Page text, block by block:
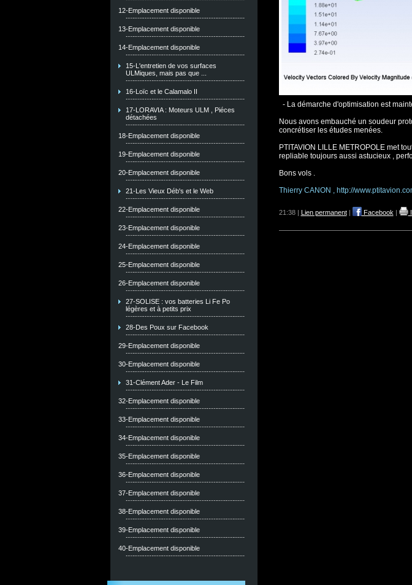
12-Emplacement disponible
13-Emplacement disponible
14-Emplacement disponible
15-L'entretien de vos surfaces
ULMiques, mais pas que ...
16-Loïc et le Calamalo II
17-LORAVIA : Moteurs ULM , Piéces
détachées
18-Emplacement disponible
19-Emplacement disponible
20-Emplacement disponible
21-Les Vieux Déb's et le Web
22-Emplacement disponible
23-Emplacement disponible
24-Emplacement disponible
25-Emplacement disponible
26-Emplacement disponible
27-SOLISE : vos batteries Li Fe Po
légères et à petits prix
28-Des Poux sur Facebook
29-Emplacement disponible
30-Emplacement disponible
31-Clément Ader - Le Film
32-Emplacement disponible
33-Emplacement disponible
34-Emplacement disponible
35-Emplacement disponible
36-Emplacement disponible
37-Emplacement disponible
38-Emplacement disponible
39-Emplacement disponible
40-Emplacement disponible
- La démarche d'optimisation est
Nous avons embauché un soudeur
concrétiser les études menées.
PTITAVION LILLE METROPOLE met
repliable toujours aussi astucieux ,
Bons vols .
Thierry CANON , http://
21:38 | Lien permanent| Facebook